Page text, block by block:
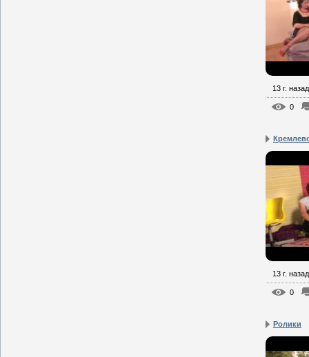
13 г. назад
0
13 г. назад
0
Ролики